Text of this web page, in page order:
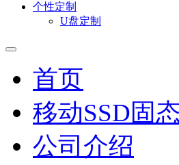
个性定制
U盘定制
首页
移动SSD固
公司介绍